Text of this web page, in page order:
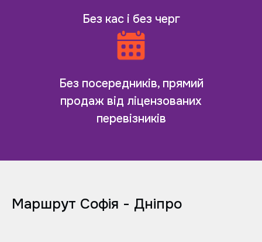
Без кас і без черг
Без посередників, прямий
продаж від ліцензованих
перевізників
Маршрут Софія - Дніпро